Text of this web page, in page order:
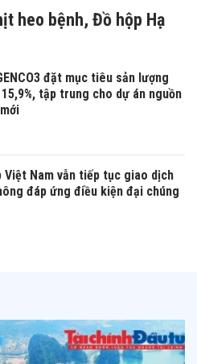
heo bệnh, Đồ hộp Hạ
đặt mục tiêu sản lượng
tập trung cho dự án nguồn
Việt Nam vẫn tiếp tục giao dịch
đáp ứng điều kiện đại chúng